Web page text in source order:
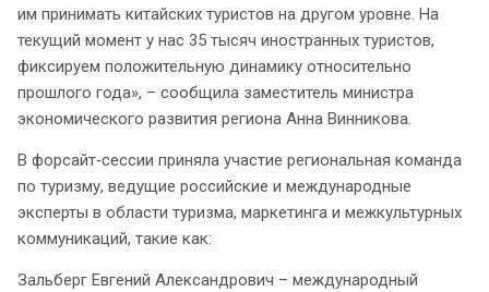
им принимать китайских туристов на другом уровне. На
текущий момент у нас 35 тысяч иностранных туристов,
фиксируем положительную динамику относительно
прошлого года», – сообщила заместитель министра
экономического развития региона Анна Винникова.
В форсайт‑сессии приняла участие региональная команда
по туризму, ведущие российские и международные
эксперты в области туризма, маркетинга и межкультурных
коммуникаций, такие как:
Зальберг Евгений Александрович – международный